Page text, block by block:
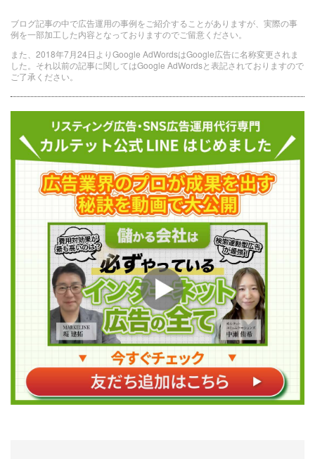
ブログ記事の中で広告運用の事例をご紹介することがありますが、実際の事
例を一部加工した内容となっておりますのでご留意ください。
また、2018年7月24日よりGoogle AdWordsはGoogle広告に名称変更されま
した。それ以前の記事に関してはGoogle AdWordsと表記されておりますので
ご了承ください。